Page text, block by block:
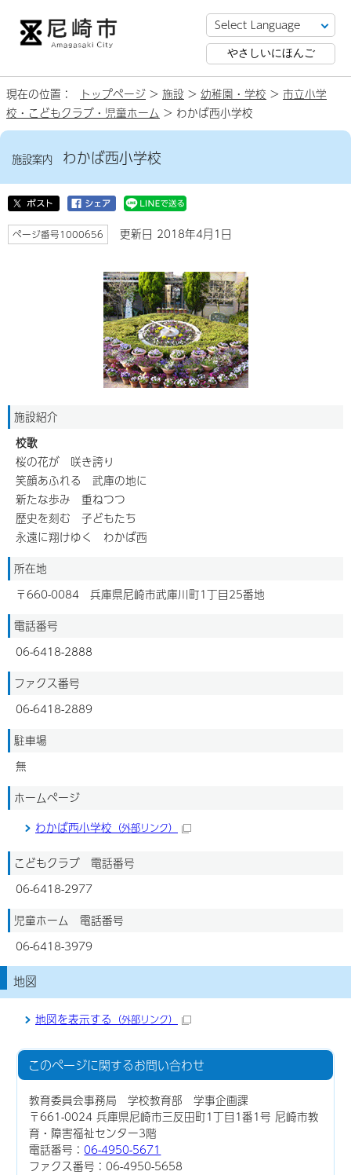
やさしいにほんご
現在の位置： トップページ > 施設 > 幼稚園・学校 > 市立小学
校・こどもクラブ・児童ホーム > わかば西小学校
施設案内 わかば西小学校
ページ番号1000656 更新日 2018年4月1日
施設紹介
校歌
桜の花が 咲き誇り
笑顔あふれる 武庫の地に
新たな歩み 重ねつつ
歴史を刻む 子どもたち
永遠に翔けゆく わかば西
所在地
〒660-0084 兵庫県尼崎市武庫川町1丁目25番地
電話番号
06-6418-2888
ファクス番号
06-6418-2889
駐車場
無
ホームページ
わかば西小学校 （外部リンク）
こどもクラブ 電話番号
06-6418-2977
児童ホーム 電話番号
06-6418-3979
地図
地図を表示する （外部リンク）
このページに関するお問い合わせ
教育委員会事務局 学校教育部 学事企画課
〒661-0024 兵庫県尼崎市三反田町1丁目1番1号 尼崎市教
育・障害福祉センター3階
電話番号：06-4950-5671
ファクス番号：06-4950-5658